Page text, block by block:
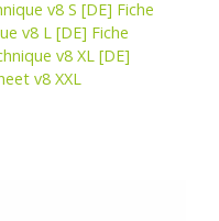
v8 S [DE] Fiche
v8 L [DE] Fiche
v8 XL [DE]
v8 XXL